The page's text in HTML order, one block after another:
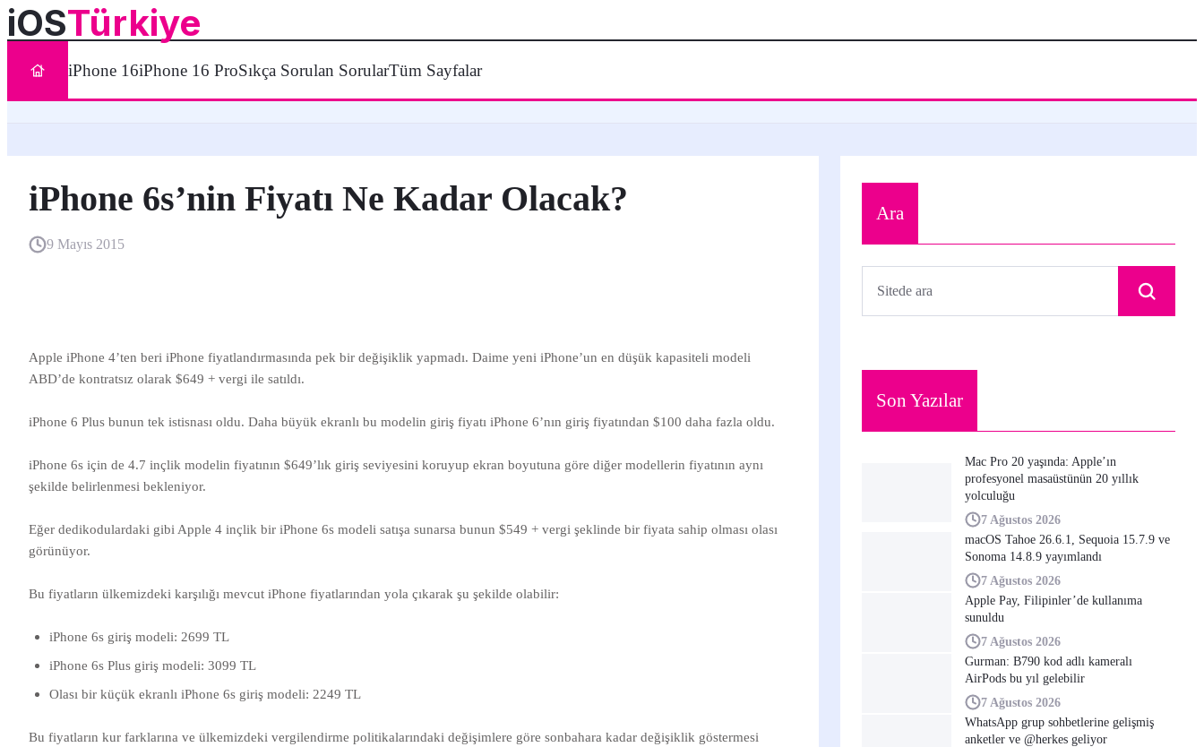
iOSTürkiye
iPhone 16iPhone 16 ProSıkça Sorulan SorularTüm Sayfalar
iPhone 6s’nin Fiyatı Ne Kadar Olacak?
9 Mayıs 2015
Apple iPhone 4’ten beri iPhone fiyatlandırmasında pek bir değişiklik yapmadı. Daime yeni iPhone’un en düşük kapasiteli modeli
ABD’de kontratsız olarak $649 + vergi ile satıldı.
iPhone 6 Plus bunun tek istisnası oldu. Daha büyük ekranlı bu modelin giriş fiyatı iPhone 6’nın giriş fiyatından $100 daha fazla oldu.
iPhone 6s için de 4.7 inçlik modelin fiyatının $649’lık giriş seviyesini koruyup ekran boyutuna göre diğer modellerin fiyatının aynı
şekilde belirlenmesi bekleniyor.
Eğer dedikodulardaki gibi Apple 4 inçlik bir iPhone 6s modeli satışa sunarsa bunun $549 + vergi şeklinde bir fiyata sahip olması olası
görünüyor.
Bu fiyatların ülkemizdeki karşılığı mevcut iPhone fiyatlarından yola çıkarak şu şekilde olabilir:
iPhone 6s giriş modeli: 2699 TL
iPhone 6s Plus giriş modeli: 3099 TL
Olası bir küçük ekranlı iPhone 6s giriş modeli: 2249 TL
Bu fiyatların kur farklarına ve ülkemizdeki vergilendirme politikalarındaki değişimlere göre sonbahara kadar değişiklik göstermesi
Ara
Son Yazılar
Mac Pro 20 yaşında: Apple’ın
profesyonel masaüstünün 20 yıllık
yolculuğu
7 Ağustos 2026
macOS Tahoe 26.6.1, Sequoia 15.7.9 ve
Sonoma 14.8.9 yayımlandı
7 Ağustos 2026
Apple Pay, Filipinler’de kullanıma
sunuldu
7 Ağustos 2026
Gurman: B790 kod adlı kameralı
AirPods bu yıl gelebilir
7 Ağustos 2026
WhatsApp grup sohbetlerine gelişmiş
anketler ve @herkes geliyor